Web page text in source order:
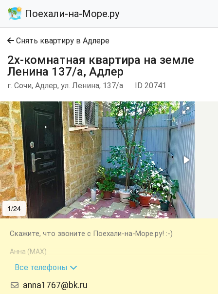
Поехали-на-Море.ру
Снять квартиру в Адлере
2х-комнатная квартира на земле
Ленина 137/а, Адлер
г. Сочи, Адлер, ул. Ленина, 137/а ID 20741
1/24
Скажите, что звоните с Поехали-на-Море.ру! :-)
Анна (MAX)
+7 (918) 306-49-75
Все телефоны
anna1767@bk.ru